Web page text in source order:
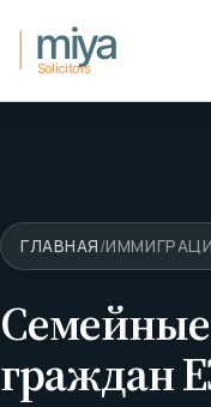
ГЛАВНАЯ/
граждан